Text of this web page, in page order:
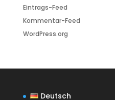
Eintrags-Feed
Kommentar-Feed
WordPress.org
Deutsch